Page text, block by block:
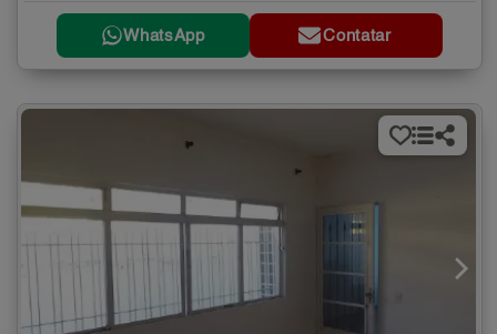
WhatsApp Contatar